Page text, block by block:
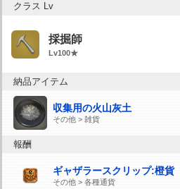
クラス Lv
採掘師
Lv100★
納品アイテム
収集用の火山灰土
その他 > 雑貨
報酬
ギャザラースクリップ:橙貨
その他 > 各種通貨